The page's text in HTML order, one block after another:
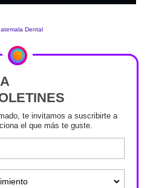
te invitamos a suscribirte a
el que más te guste.